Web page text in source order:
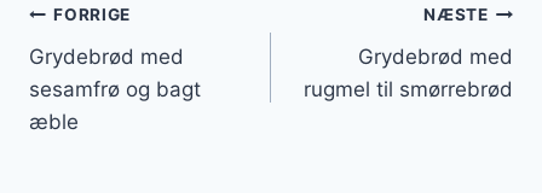
Indlægsnavigation
FORRIGE
Grydebrød med
sesamfrø og bagt
æble
NÆSTE
Grydebrød med
rugmel til smørrebrød